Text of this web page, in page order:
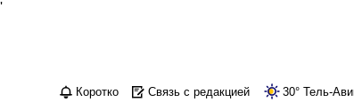
'
Коротко Связь с редакцией 30° Тель-